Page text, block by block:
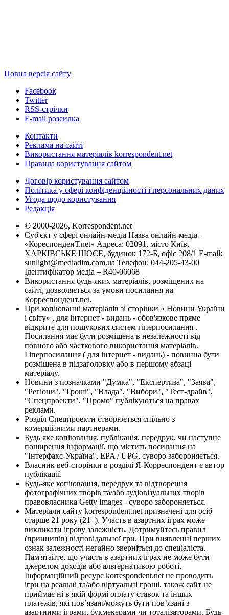
Повна версія сайту
Facebook
Twitter
RSS-стрічки
E-mail розсилка
Контакти
Реклама на сайті
Використання матеріалів korrespondent.net
Правила користування сайтом
Договір користування сайтом
Політика у сфері конфіденційності і персональних даних
Угода щодо користування
Редакція
© 2000-2026, Korrespondent.net
Суб'єкт у сфері онлайн-медіа Назва онлайн-медіа –
«КореспонденТ.net» Адреса: 02091, місто Київ,
ХАРКІВСЬКЕ ШОСЕ, будинок 172-Б, офіс 208/1 E-mail:
sunlight@mediadim.com.ua Телефон: 044-205-43-00
Ідентифікатор медіа – R40-06068
Використання будь-яких матеріалів, розміщених на
сайті, дозволяється за умови посилання на
Корреспондент.net.
При копіюванні матеріалів зі сторінки « Новини України
і світу» , для інтернет - видань - обов'язкове пряме
відкрите для пошукових систем гіперпосилання .
Посилання має бути розміщена в незалежності від
повного або часткового використання матеріалів.
Гіперпосилання ( для інтернет - видань) - повинна бути
розміщена в підзаголовку або в першому абзаці
матеріалу.
Новини з позначками "Думка", "Експертиза", "Заява",
"Регіони", "Гроші", "Влада", "Вибори", "Тест-драйв",
"Спецпроекти", "Промо" публікуються на правах
реклами.
Розділ Спецпроекти створюється спільно з
комерційними партнерами.
Будь яке копіювання, публікація, передрук, чи наступне
поширення інформації, що містить посилання на
"Інтерфакс-Україна", EPA / UPG, суворо забороняється.
Власник веб-сторінки в розділі Я-Корреспондент є автор
публікації.
Будь-яке копіювання, передрук та відтворення
фотографічних творів та/або аудіовізуальних творів
правовласника Getty Images - суворо забороняється.
Матеріали сайту korrespondent.net призначені для осіб
старше 21 року (21+). Участь в азартних іграх може
викликати ігрову залежність. Дотримуйтесь правил
(принципів) відповідальної гри. При виявленні перших
ознак залежності негайно зверніться до спеціаліста.
Пам'ятайте, що участь в азартних іграх не може бути
джерелом доходів або альтернативою роботі.
Інформаційний ресурс korrespondent.net не проводить
ігри на реальні та/або віртуальні гроші, також сайт не
приймає ні в якій формі оплату ставок та інших
платежів, які пов’язані/можуть бути пов’язані з
азартними іграми, букмекерами чи тоталізаторами. Будь-